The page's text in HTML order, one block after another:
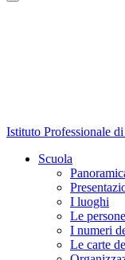
Istituto Professionale
Scuola
I luoghi
Le persone
I numeri
Le carte